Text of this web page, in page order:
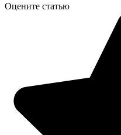
Оцените статью